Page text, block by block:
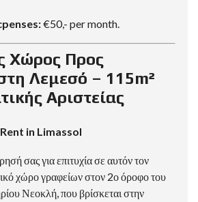
€50,- per month.
Χώρος Προς
Λεμεσό – 115m²
Αριστείας
in Limassol
σας για επιτυχία σε αυτόν τον
χώρο γραφείων στον 2ο όροφο του
Νεοκλή, που βρίσκεται στην